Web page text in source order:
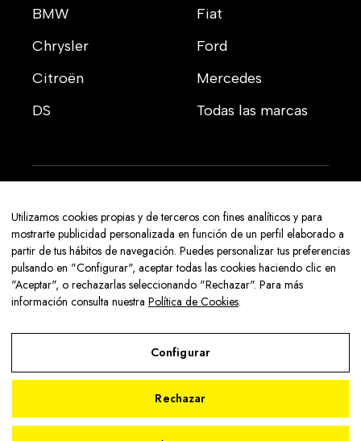
BMW
Chrysler
Citroën
DS
Fiat
Ford
Mercedes
Todas las marcas
Aviso legal
Política de privacidad
Política de cookies
© 2026 Senra Sport - Con la tecnología de:
Utilizamos cookies propias y de terceros con fines analíticos y para
mostrarte publicidad personalizada en función de un perfil elaborado a
partir de tus hábitos de navegación. Puedes personalizar tus preferencias
pulsando en "Configurar", aceptar todas las cookies haciendo clic en
"Aceptar", o rechazarlas seleccionando "Rechazar". Para más
información consulta nuestra Política de Cookies.
Configurar
Rechazar
Aviso Legal
Política de Privacidad
Política de Cookies